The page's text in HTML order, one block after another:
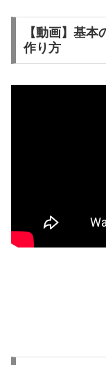
【動画】基
作り方